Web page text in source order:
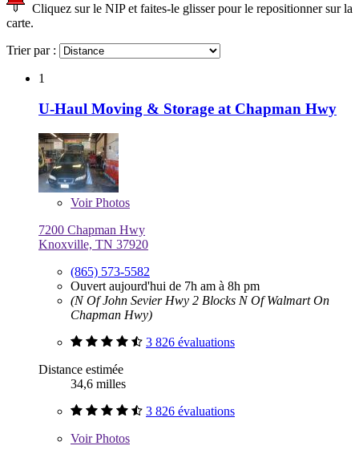
Cliquez sur le NIP et faites-le glisser pour le repositionner sur la
carte.
Trier par :
1
U-Haul Moving & Storage at Chapman Hwy
VoirPhotos
7200 Chapman Hwy
Knoxville, TN 37920
(865) 573-5582
Ouvert aujourd'hui de 7h am à 8h pm
(N Of John Sevier Hwy 2 Blocks N Of Walmart On
Chapman Hwy)
3 826 évaluations
Distance estimée
34,6 milles
3 826 évaluations
VoirPhotos